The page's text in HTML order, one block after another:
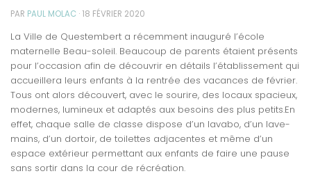
PAR PAUL MOLAC · 18 FÉVRIER 2020
La Ville de Questembert a récemment inauguré l’école
maternelle Beau-soleil. Beaucoup de parents étaient présents
pour l’occasion afin de découvrir en détails l’établissement qui
accueillera leurs enfants à la rentrée des vacances de février.
Tous ont alors découvert, avec le sourire, des locaux spacieux,
modernes, lumineux et adaptés aux besoins des plus petits.En
effet, chaque salle de classe dispose d’un lavabo, d’un lave-
mains, d’un dortoir, de toilettes adjacentes et même d’un
espace extérieur permettant aux enfants de faire une pause
sans sortir dans la cour de récréation.